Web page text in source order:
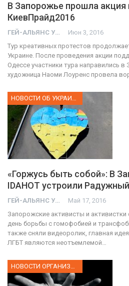
В Запорожье прошла
КиевПрайд2016
ГЕЙ-АЛЬЯНС УКРАИНА Июн 3, 2016
Тур креативных протестов
Украине. После проведения акции
Одессе участники тура направились
художница Наоми Лоуренс провела
НОВОСТИ ОБ УКРАИНЕ
«Горжусь быть собой»: В
IDAHOT устроили
ГЕЙ-АЛЬЯНС УКРАИНА Май 17, 2016
Запорожские активисты и
день борьбы с гомофобией и
также сняли видеоролик, главная
ЛГБТ являются неотъемлемой…
НОВОСТИ ОРГАНИЗАЦИИ